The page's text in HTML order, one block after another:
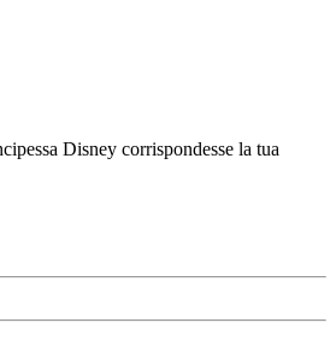
Disney corrispondesse la tua